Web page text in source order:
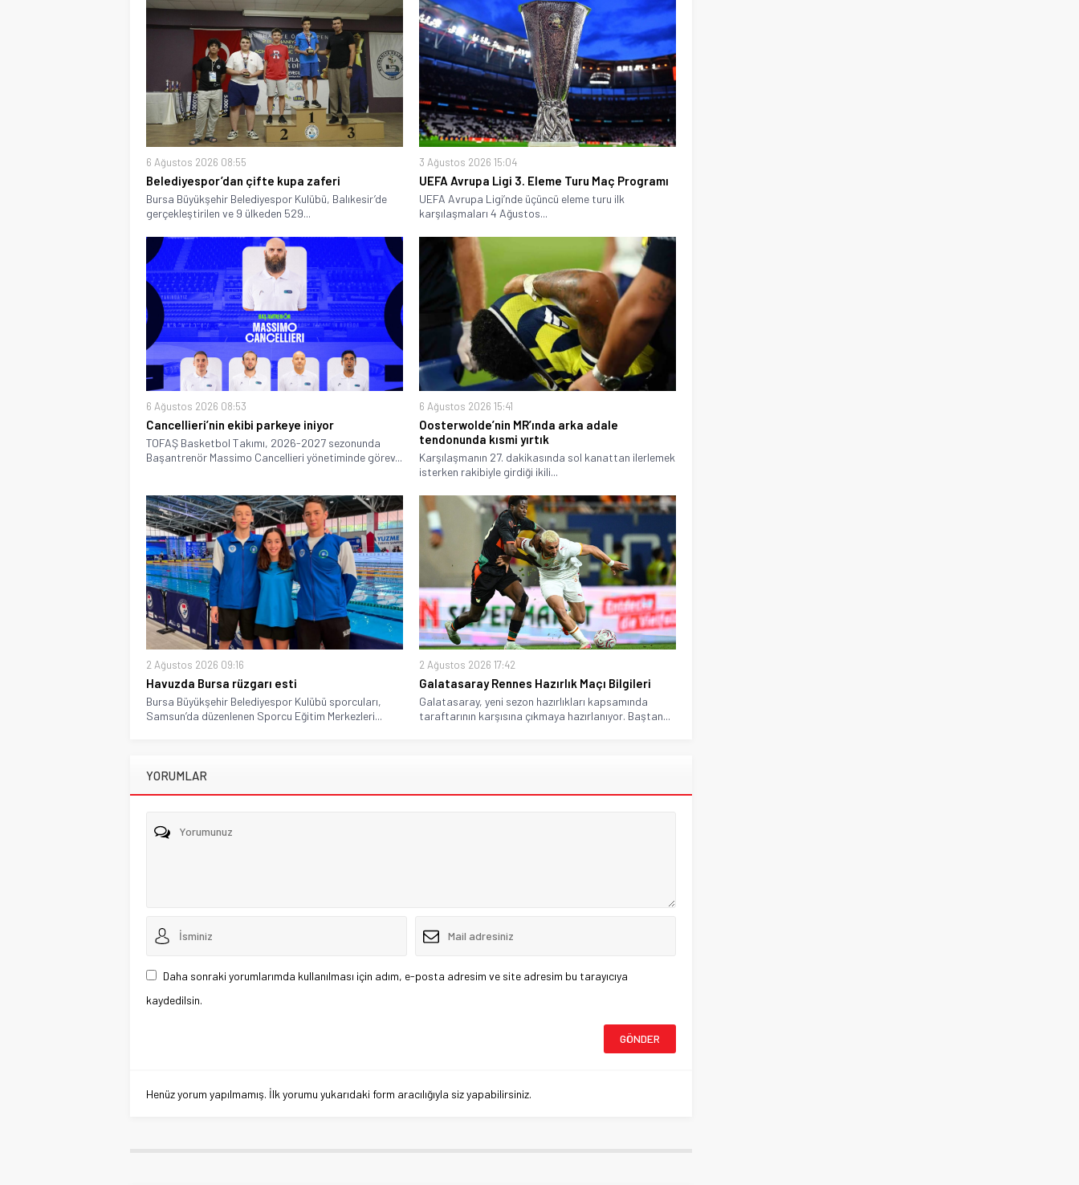
6 Ağustos 2026 08:55
Belediyespor’dan çifte kupa zaferi
Bursa Büyükşehir Belediyespor Kulübü, Balıkesir’de
gerçekleştirilen ve 9 ülkeden 529...
3 Ağustos 2026 15:04
UEFA Avrupa Ligi 3. Eleme Turu Maç Programı
UEFA Avrupa Ligi’nde üçüncü eleme turu ilk
karşılaşmaları 4 Ağustos...
6 Ağustos 2026 08:53
Cancellieri’nin ekibi parkeye iniyor
TOFAŞ Basketbol Takımı, 2026-2027 sezonunda
Başantrenör Massimo Cancellieri yönetiminde görev...
6 Ağustos 2026 15:41
Oosterwolde’nin MR’ında arka adale
tendonunda kısmi yırtık
Karşılaşmanın 27. dakikasında sol kanattan ilerlemek
isterken rakibiyle girdiği ikili...
2 Ağustos 2026 09:16
Havuzda Bursa rüzgarı esti
Bursa Büyükşehir Belediyespor Kulübü sporcuları,
Samsun’da düzenlenen Sporcu Eğitim Merkezleri...
2 Ağustos 2026 17:42
Galatasaray Rennes Hazırlık Maçı Bilgileri
Galatasaray, yeni sezon hazırlıkları kapsamında
taraftarının karşısına çıkmaya hazırlanıyor. Baştan...
YORUMLAR
Daha sonraki yorumlarımda kullanılması için adım, e-posta adresim ve site adresim bu tarayıcıya
kaydedilsin.
Henüz yorum yapılmamış. İlk yorumu yukarıdaki form aracılığıyla siz yapabilirsiniz.